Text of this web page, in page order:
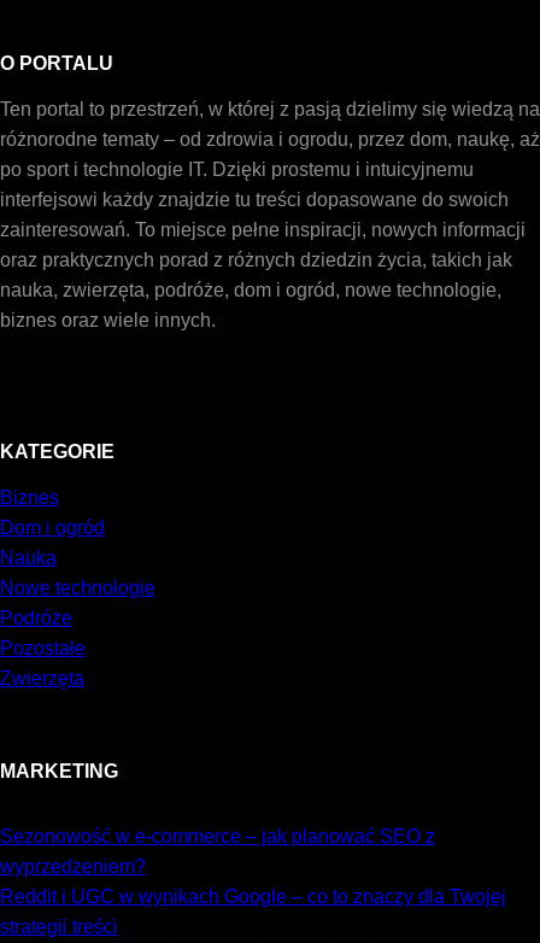
O PORTALU
Ten portal to przestrzeń, w której z pasją dzielimy się wiedzą na
różnorodne tematy – od zdrowia i ogrodu, przez dom, naukę, aż
po sport i technologie IT. Dzięki prostemu i intuicyjnemu
interfejsowi każdy znajdzie tu treści dopasowane do swoich
zainteresowań. To miejsce pełne inspiracji, nowych informacji
oraz praktycznych porad z różnych dziedzin życia, takich jak
nauka, zwierzęta, podróże, dom i ogród, nowe technologie,
biznes oraz wiele innych.
KATEGORIE
Biznes
Dom i ogród
Nauka
Nowe technologie
Podróże
Pozostałe
Zwierzęta
MARKETING
Sezonowość w e-commerce – jak planować SEO z
wyprzedzeniem?
Reddit i UGC w wynikach Google – co to znaczy dla Twojej
strategii treści